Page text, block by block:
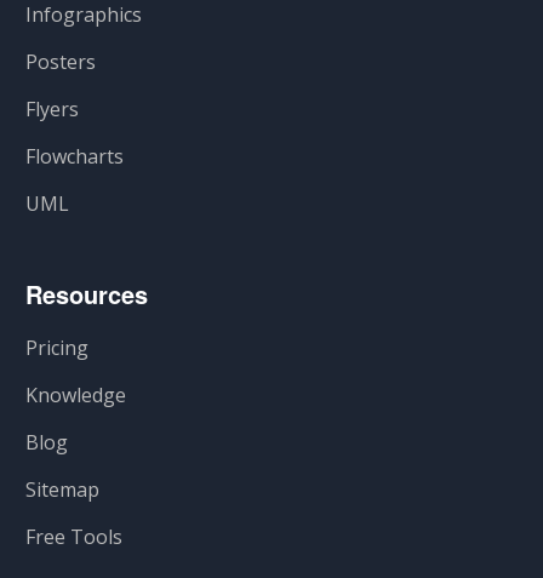
Infographics
Posters
Flyers
Flowcharts
UML
Resources
Pricing
Knowledge
Blog
Sitemap
Free Tools